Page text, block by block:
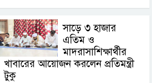
সাড়ে ৩ হাজার
এতিম ও
মাদরাসাশিক্ষার্থীর
খাবারের আয়োজন করলেন প্রতিমন্ত্রী
টুকু